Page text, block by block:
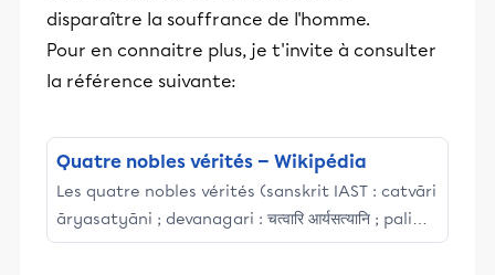
disparaître la souffrance de l'homme.
Pour en connaitre plus, je t'invite à consulter
la référence suivante:
Quatre nobles vérités — Wikipédia
Les quatre nobles vérités (sanskrit IAST : catvāri
āryasatyāni ; devanagari : चत्वारि आर्यसत्यानि ; pali
cattāri ariyasaccāni) sont, dans le bouddhisme,